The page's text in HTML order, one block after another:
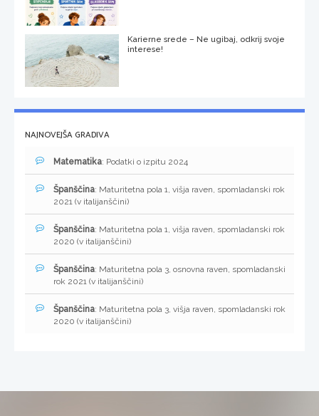
Karierne srede – Ne ugibaj, odkrij svoje
interese!
NAJNOVEJŠA GRADIVA
Matematika: Podatki o izpitu 2024
Španščina: Maturitetna pola 1, višja raven, spomladanski rok
2021 (v italijanščini)
Španščina: Maturitetna pola 1, višja raven, spomladanski rok
2020 (v italijanščini)
Španščina: Maturitetna pola 3, osnovna raven, spomladanski
rok 2021 (v italijanščini)
Španščina: Maturitetna pola 3, višja raven, spomladanski rok
2020 (v italijanščini)